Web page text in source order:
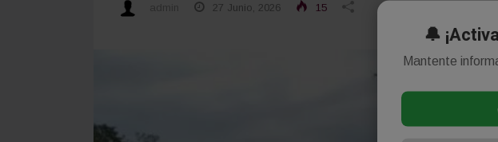
27 Junio, 2026 15
🔔
Mantente